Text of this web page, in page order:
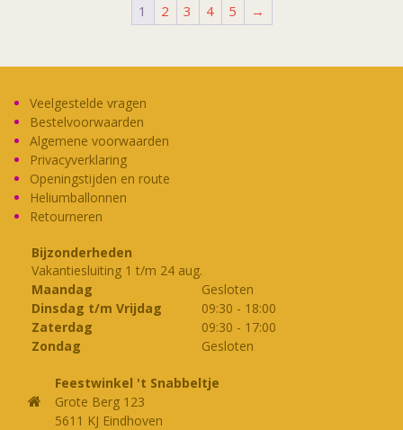
1
2 3 4 5 →
Veelgestelde vragen
Bestelvoorwaarden
Algemene voorwaarden
Privacyverklaring
Openingstijden en route
Heliumballonnen
Retourneren
Bijzonderheden
Vakantiesluiting 1 t/m 24 aug.
Maandag
Gesloten
Dinsdag t/m Vrijdag
09:30 - 18:00
Zaterdag
09:30 - 17:00
Zondag
Gesloten
Feestwinkel 't Snabbeltje
Grote Berg 123
5611 KJ Eindhoven